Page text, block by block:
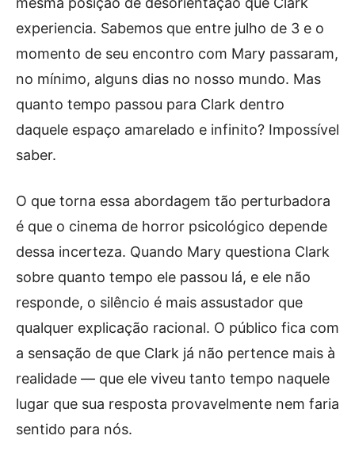
experiencia. Sabemos que entre julho de 3 e o
momento de seu encontro com Mary passaram,
no mínimo, alguns dias no nosso mundo. Mas
quanto tempo passou para Clark dentro
daquele espaço amarelado e infinito? Impossível
saber.
O que torna essa abordagem tão perturbadora
é que o cinema de horror psicológico depende
dessa incerteza. Quando Mary questiona Clark
sobre quanto tempo ele passou lá, e ele não
responde, o silêncio é mais assustador que
qualquer explicação racional. O público fica com
a sensação de que Clark já não pertence mais à
realidade — que ele viveu tanto tempo naquele
lugar que sua resposta provavelmente nem faria
sentido para nós.